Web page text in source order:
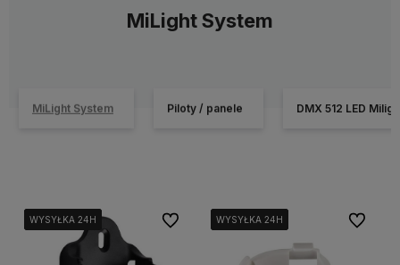
MiLight System
MiLight System Piloty / panele DMX 512 LED
WYSYŁKA 24H
WYSYŁKA 24H
WYSYŁKA 24H
WYSYŁKA 24H Do ulubionychWYSYŁKA 24H
WYSYŁKA 24H
WYSYŁKA 24H
WYSYŁKA 24H Do